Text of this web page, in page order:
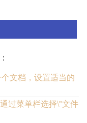
文档，设置适当的
过菜单栏选择\"文件